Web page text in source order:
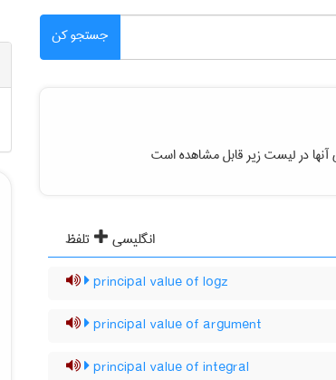
جستجو کن
آنها در لیست زیر قابل مشاهده است
انگلیسی
تلفظ
principal value of logz
principal value of argument
principal value of integral